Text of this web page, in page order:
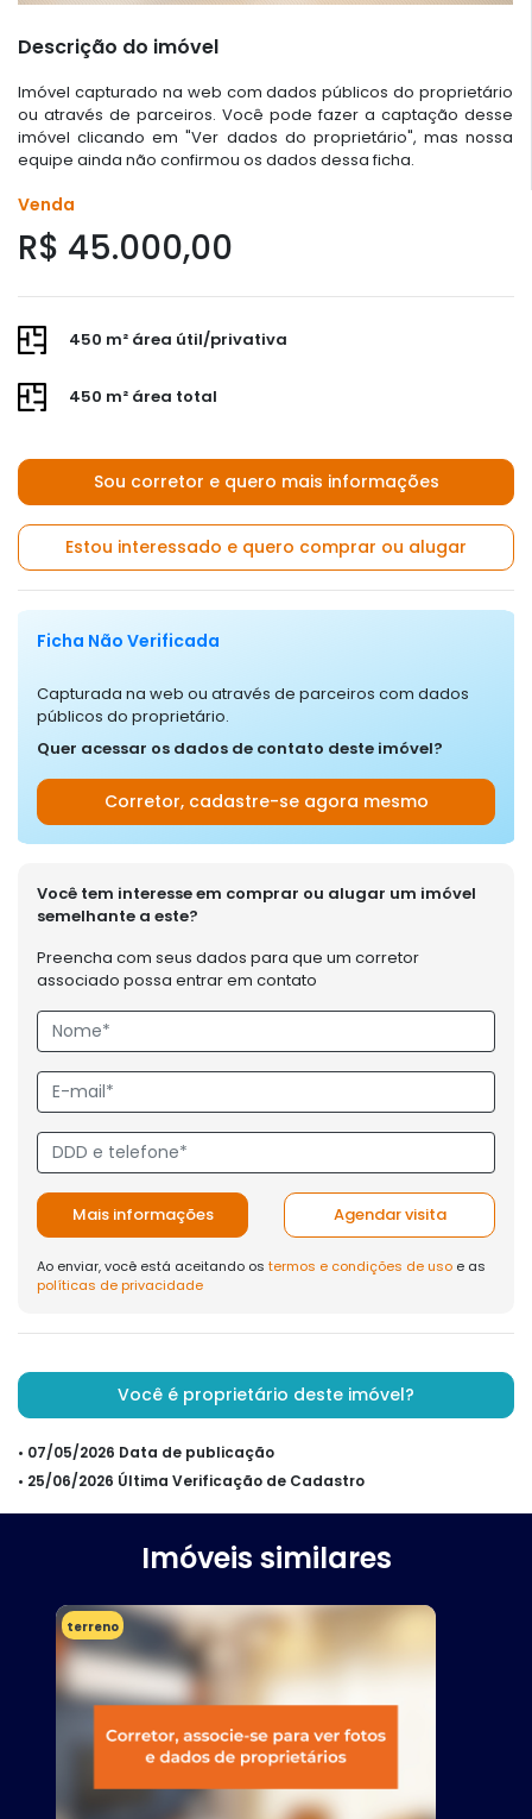
Descrição do imóvel
Imóvel capturado na web com dados públicos do proprietário
ou através de parceiros. Você pode fazer a captação desse
imóvel clicando em "Ver dados do proprietário", mas nossa
equipe ainda não confirmou os dados dessa ficha.
Venda
R$ 45.000,00
450 m² área útil/privativa
450 m² área total
Sou corretor e quero mais informações
Estou interessado e quero comprar ou alugar
Ficha Não Verificada
Capturada na web ou através de parceiros com dados
públicos do proprietário.
Quer acessar os dados de contato deste imóvel?
Corretor, cadastre-se agora mesmo
Você tem interesse em comprar ou alugar um imóvel
semelhante a este?
Preencha com seus dados para que um corretor
associado possa entrar em contato
Mais informações Agendar visita
Ao enviar, você está aceitando os termos e condições de uso e as
políticas de privacidade
Você é proprietário deste imóvel?
• 07/05/2026 Data de publicação
• 25/06/2026 Última Verificação de Cadastro
Imóveis similares
terreno